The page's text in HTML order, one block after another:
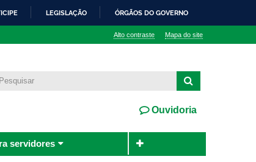
LEGISLAÇÃO ÓRGÃOS DO GOVERNO
Alto contraste Mapa do site
Ouvidoria
servidores